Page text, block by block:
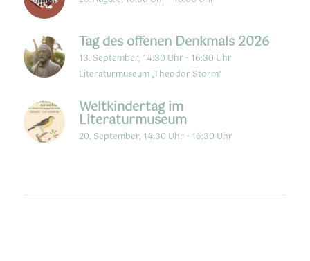
Tag des offenen Denkmals 2026
13. September, 14:30 Uhr - 16:30 Uhr
Literaturmuseum „Theodor Storm“
Weltkindertag im
Literaturmuseum
20. September, 14:30 Uhr - 16:30 Uhr